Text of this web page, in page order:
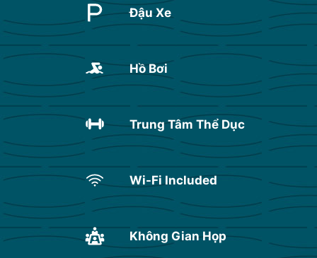
Đậu Xe
Hồ Bơi
Trung Tâm Thể Dục
Wi-Fi Included
Không Gian Họp